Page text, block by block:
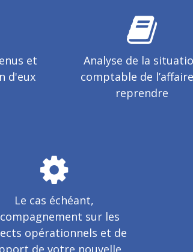
et
d'eux
Analyse de la
comptable de
reprendre
Le cas échéant,
sur les
opérationnels et de
de votre nouvelle